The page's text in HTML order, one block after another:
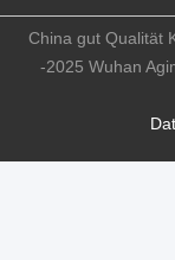
China gut Qualität
-2025 Wuhan